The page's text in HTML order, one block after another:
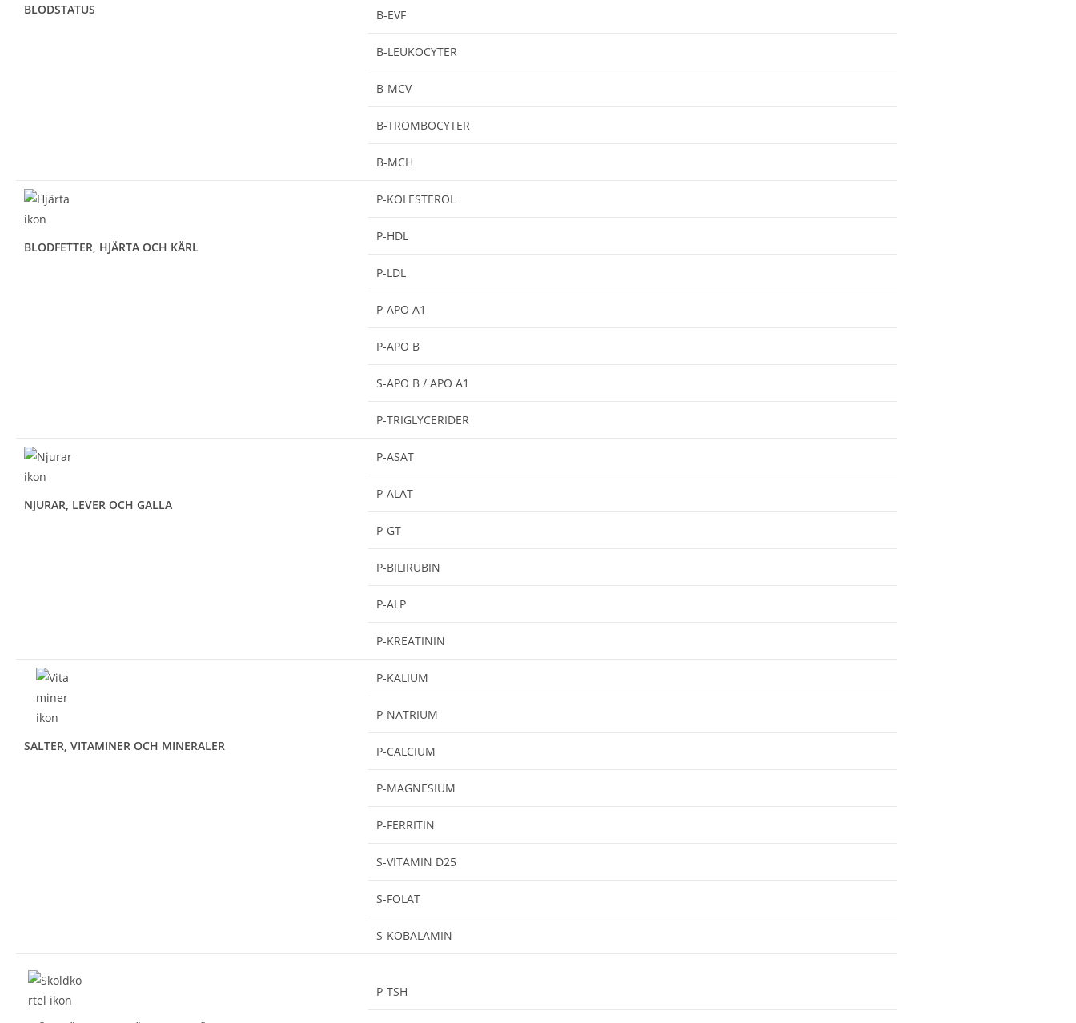
BLODSTATUS B-EVF
B-LEUKOCYTER
B-MCV
B-TROMBOCYTER
B-MCH
BLODFETTER, HJÄRTA OCH KÄRL
P-KOLESTEROL
P-HDL
P-LDL
P-APO A1
P-APO B
S-APO B / APO A1
P-TRIGLYCERIDER
NJURAR, LEVER OCH GALLA
P-ASAT
P-ALAT
P-GT
P-BILIRUBIN
P-ALP
P-KREATININ
SALTER, VITAMINER OCH MINERALER
P-KALIUM
P-NATRIUM
P-CALCIUM
P-MAGNESIUM
P-FERRITIN
S-VITAMIN D25
S-FOLAT
S-KOBALAMIN
P-TSH